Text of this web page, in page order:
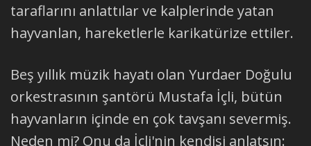
taraflarını anlattılar ve kalplerinde yatan
hayvanlan, hareketlerle karikatürize ettiler.
Beş yıllık müzik hayatı olan Yurdaer Doğulu
orkestrasının şantörü Mustafa İçli, bütün
hayvanların içinde en çok tavşanı severmiş.
Neden mi? Onu da İçli'nin kendisi anlatsın: